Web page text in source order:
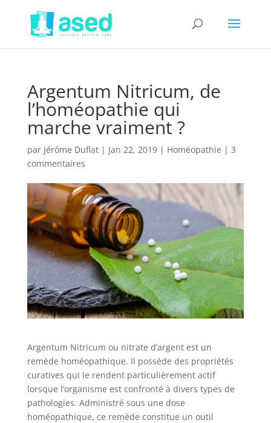
Argentum Nitricum, de
l’homéopathie qui
marche vraiment ?
par Jérôme Duflat| Jan 22, 2019| Homéopathie | 3
commentaires
Argentum Nitricum ou nitrate d’argent est un
remède homéopathique. Il possède des propriétés
curatives qui le rendent particulièrement actif
lorsque l’organisme est confronté à divers types de
pathologies. Administré sous une dose
homéopathique, ce remède constitue un outil